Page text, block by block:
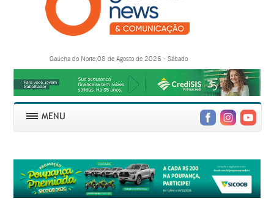
Gaúcha do Norte,08 de Agosto de 2026 - Sábado